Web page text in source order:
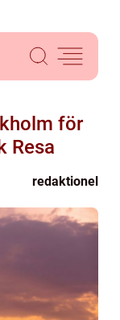
för
Resa
redaktionel